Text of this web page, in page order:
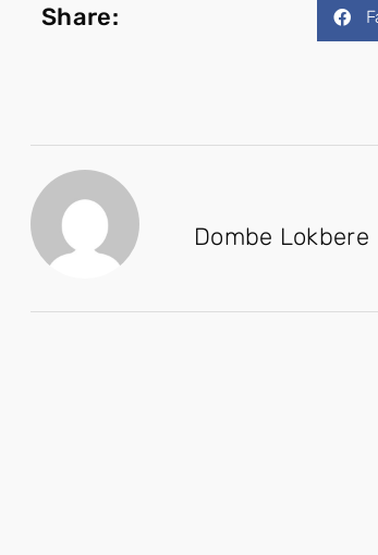
Share:
Dombe Lokbere